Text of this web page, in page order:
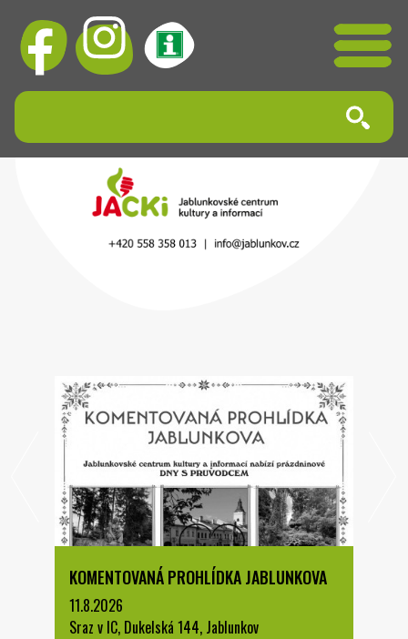
KOMENTOVANÁ PROHLÍDKA JABLUNKOVA
11.8.2026
Sraz v IC, Dukelská 144, Jablunkov